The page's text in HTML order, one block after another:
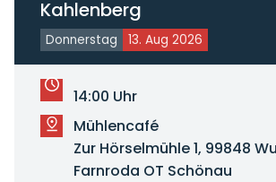
Kahlenberg
Donnerstag 13. Aug 2026
14:00 Uhr
Mühlencafé
Zur Hörselmühle 1, 99848
Farnroda OT Schönau